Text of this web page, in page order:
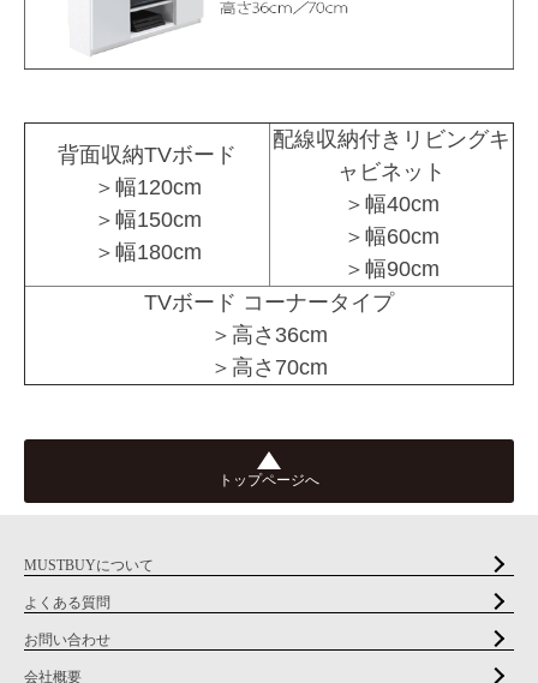
背面収納TVボード
＞幅120cm
＞幅150cm
＞幅180cm
配線収納付きリビングキ
ャビネット
＞幅40cm
＞幅60cm
＞幅90cm
TVボード コーナータイプ
＞高さ36cm
＞高さ70cm
トップページへ
MUSTBUYについて
よくある質問
お問い合わせ
会社概要